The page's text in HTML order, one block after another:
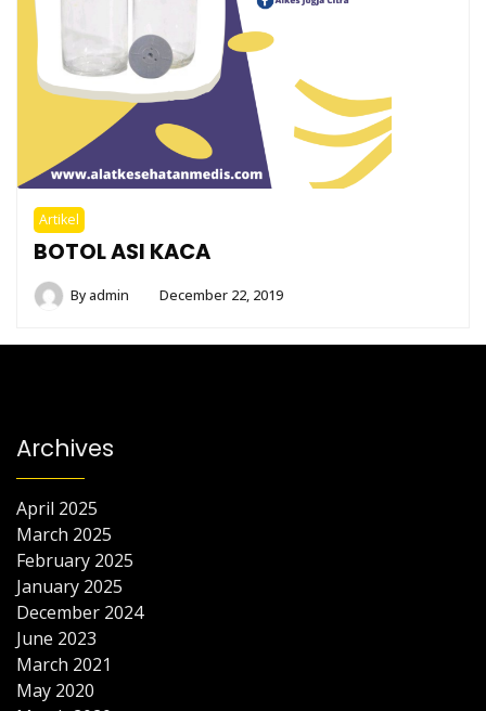
Artikel
BOTOL ASI KACA
Byadmin December 22, 2019
Archives
April 2025
March 2025
February 2025
January 2025
December 2024
June 2023
March 2021
May 2020